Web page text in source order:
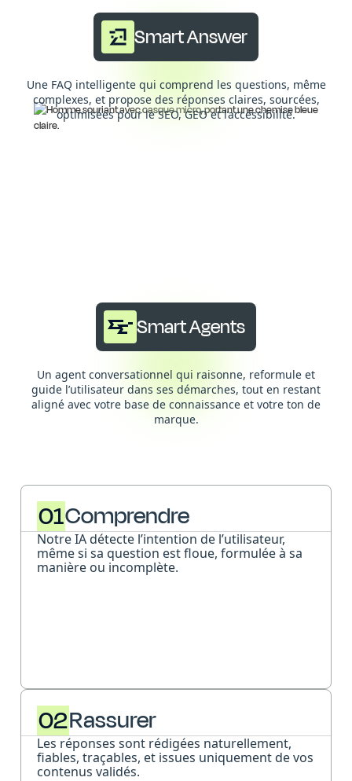
Smart Answer
Une FAQ intelligente qui comprend les questions, même
complexes, et propose des réponses claires, sourcées,
optimisées pour le SEO, GEO et l’accessibilité.
Smart Agents
Un agent conversationnel qui raisonne, reformule et
guide l’utilisateur dans ses démarches, tout en restant
aligné avec votre base de connaissance et votre ton de
marque.
01Comprendre
Notre IA détecte l’intention de l’utilisateur,
même si sa question est floue, formulée à sa
manière ou incomplète.
02Rassurer
Les réponses sont rédigées naturellement,
fiables, traçables, et issues uniquement de vos
contenus validés.